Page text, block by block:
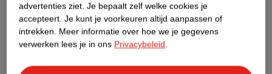
Nature Impact Score
Dit product heeft (nog) geen Nature
Meer informatie
advertenties ziet. Je bepaalt zelf welke cookies je
accepteert. Je kunt je voorkeuren altijd aanpassen of
intrekken. Meer informatie over hoe we je gegevens
verwerken lees je in ons Privacybeleid.